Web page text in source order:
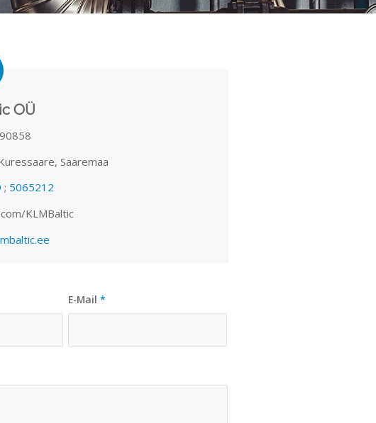
OÜ
Saaremaa
; 5065212
KLMBaltic
E-Mail *